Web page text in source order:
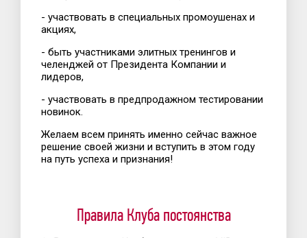
- участвовать в специальных промоушенах и
акциях,
- быть участниками элитных тренингов и
челенджей от Президента Компании и
лидеров,
- участвовать в предпродажном тестировании
новинок.
Желаем всем принять именно сейчас важное
решение своей жизни и вступить в этом году
на путь успеха и признания!
Правила Клуба постоянства